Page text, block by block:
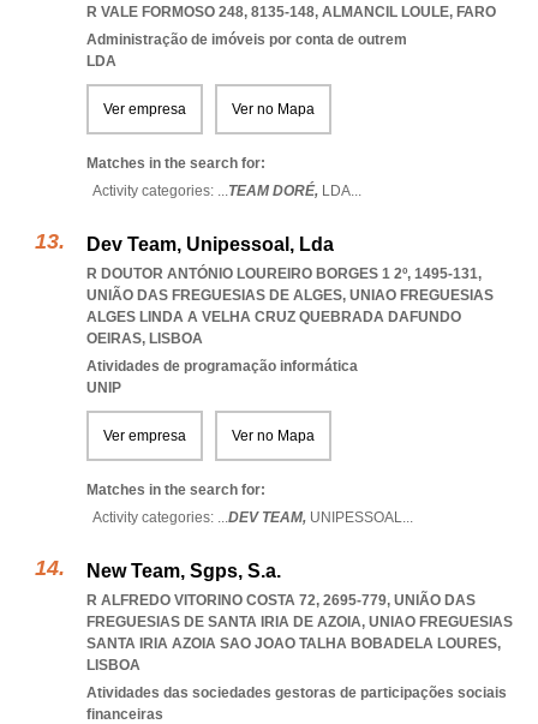
R VALE FORMOSO 248, 8135-148, ALMANCIL LOULE, FARO
Administração de imóveis por conta de outrem
LDA
Ver empresa Ver no Mapa
Matches in the search for:
Activity categories: ...TEAM DORÉ, LDA...
Dev Team, Unipessoal, Lda
R DOUTOR ANTÓNIO LOUREIRO BORGES 1 2º, 1495-131,
UNIÃO DAS FREGUESIAS DE ALGES, UNIAO FREGUESIAS
ALGES LINDA A VELHA CRUZ QUEBRADA DAFUNDO
OEIRAS, LISBOA
Atividades de programação informática
UNIP
Ver empresa Ver no Mapa
Matches in the search for:
Activity categories: ...DEV TEAM, UNIPESSOAL...
New Team, Sgps, S.a.
R ALFREDO VITORINO COSTA 72, 2695-779, UNIÃO DAS
FREGUESIAS DE SANTA IRIA DE AZOIA, UNIAO FREGUESIAS
SANTA IRIA AZOIA SAO JOAO TALHA BOBADELA LOURES,
LISBOA
Atividades das sociedades gestoras de participações sociais
financeiras